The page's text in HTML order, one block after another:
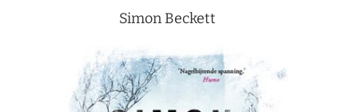
Simon Beckett